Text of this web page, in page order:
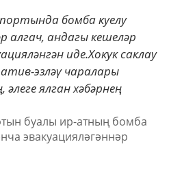
бомба куелу
алгач, андагы кешеләр
иде.Хокук саклау
эзләү чаралары
әлеге ялган хәбәрнең